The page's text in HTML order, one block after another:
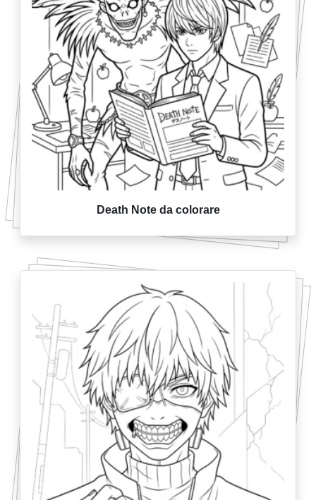
Death Note da colorare